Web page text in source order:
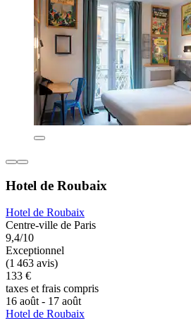
Hotel de Roubaix
Hotel de Roubaix
Centre-ville de Paris
9,4/10
Exceptionnel
(1 463 avis)
133 €
taxes et frais compris
16 août - 17 août
Hotel de Roubaix